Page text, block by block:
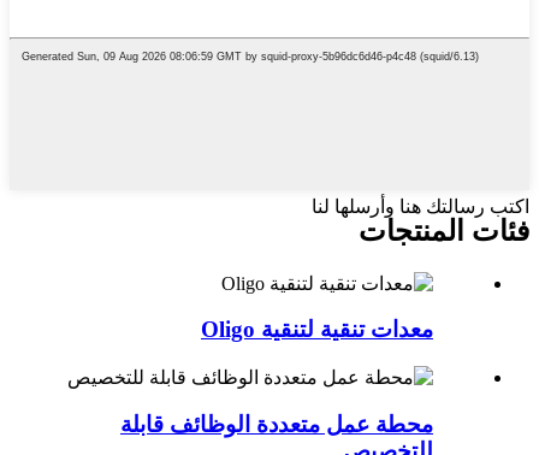
اكتب رسالتك هنا وأرسلها لنا
فئات المنتجات
معدات تنقية لتنقية Oligo
محطة عمل متعددة الوظائف قابلة